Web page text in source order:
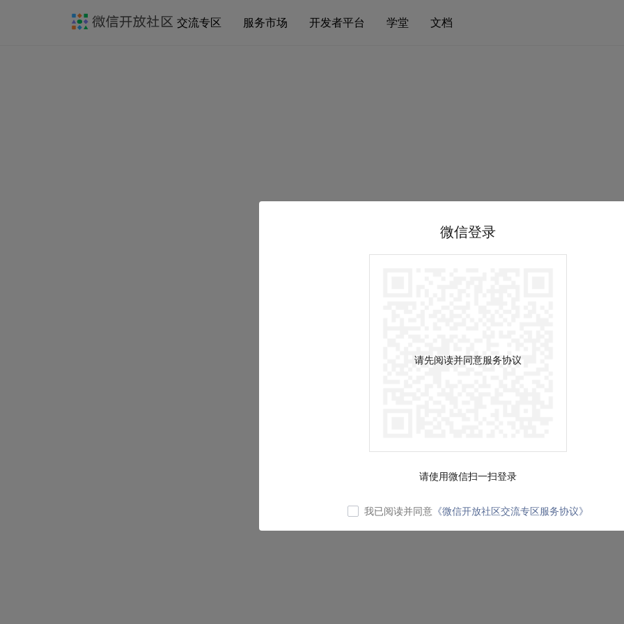
交流专区 服务市场 开发者平台 学堂 文档
微信登录
请先阅读并同意服务协议
请使用微信扫一扫登录
我已阅读并同意 《微信开放社区交流专区服务协议》